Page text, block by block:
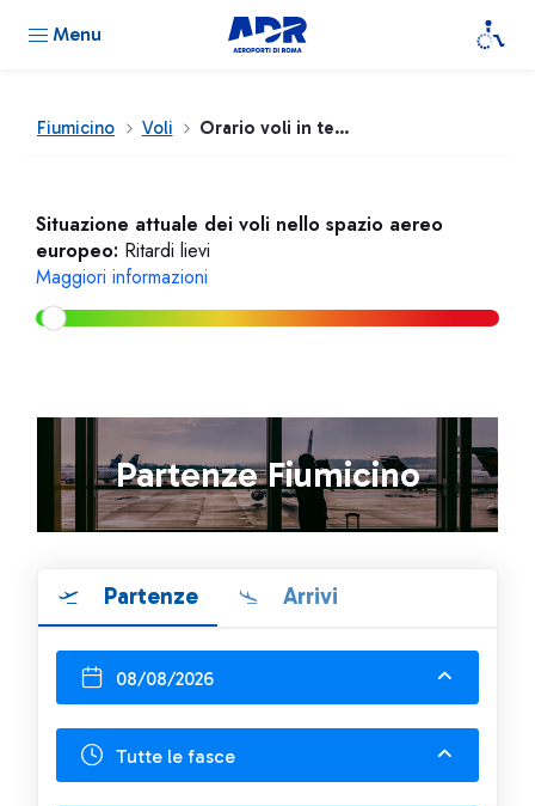
Menu
Fiumicino Voli Orario voli in tempo reale
Situazione attuale dei voli nello spazio aereo
europeo: Ritardi lievi
Maggiori informazioni
Partenze Fiumicino
Partenze Arrivi
08/08/2026
Tutte le fasce